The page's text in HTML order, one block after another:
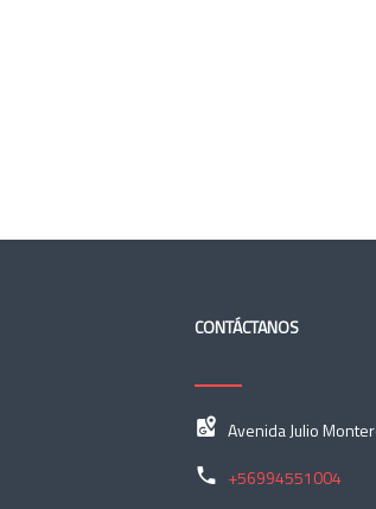
CONTÁCTANOS
Avenida Julio
+56994551004